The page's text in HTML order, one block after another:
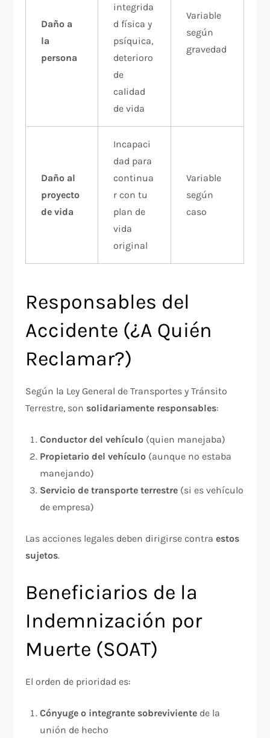
Daño a
la
persona
integrida
d física y
psíquica,
deterioro
de
calidad
de vida
Variable
según
gravedad
Daño al
proyecto
de vida
Incapaci
dad para
continua
r con tu
plan de
vida
original
Variable
según
caso
Responsables del
Accidente (¿A Quién
Reclamar?)
Según la Ley General de Transportes y Tránsito
Terrestre, son solidariamente responsables:
Conductor del vehículo (quien manejaba)
Propietario del vehículo (aunque no estaba
manejando)
Servicio de transporte terrestre (si es vehículo
de empresa)
Las acciones legales deben dirigirse contraestos
sujetos.
Beneficiarios de la
Indemnización por
Muerte (SOAT)
El orden de prioridad es:
Cónyuge o integrante sobreviviente de la
unión de hecho